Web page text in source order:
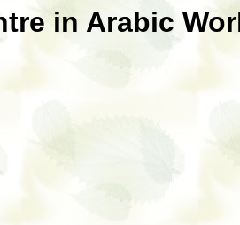
in Arabic